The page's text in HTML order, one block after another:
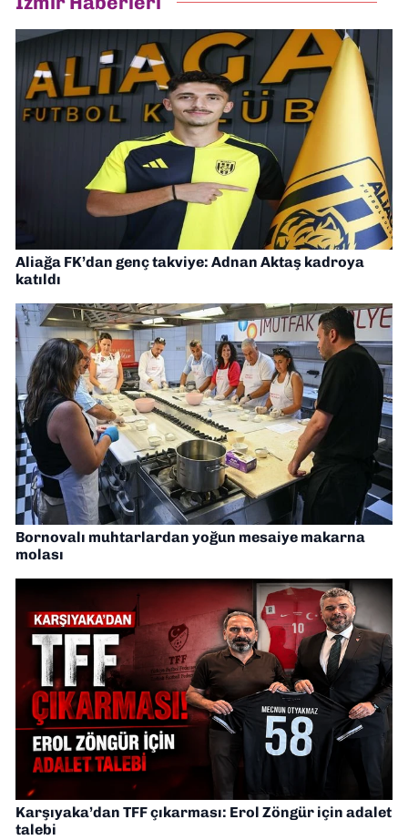
Aliağa FK’dan genç takviye: Adnan Aktaş kadroya
katıldı
Bornovalı muhtarlardan yoğun mesaiye makarna
molası
Karşıyaka’dan TFF çıkarması: Erol Zöngür için adalet
talebi